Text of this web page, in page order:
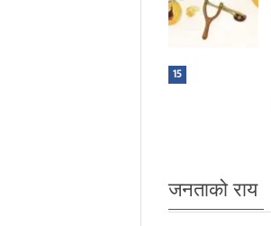
15
जनताको राय